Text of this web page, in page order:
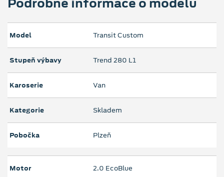
Model Transit Custom
Stupeň výbavy Trend 280 L1
Karoserie Van
Kategorie Skladem
Pobočka Plzeň
Motor 2.0 EcoBlue